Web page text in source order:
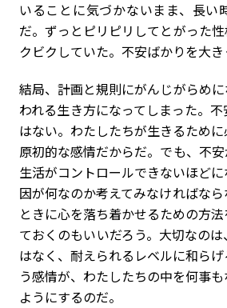
いることに気づかないまま、長い
だ。ずっとピリピリしてとがった
クビクしていた。不安ばかりを大き
結局、計画と規則にがんじがらめ
われる生き方になってしまった。
はない。わたしたちが生きるため
原初的な感情だからだ。でも、不
生活がコントロールできないほど
因が何なのか考えてみなければな
ときに心を落ち着かせるための方
ておくのもいいだろう。大切なの
はなく、耐えられるレベルに和ら
う感情が、わたしたちの中を何事
ようにするのだ。